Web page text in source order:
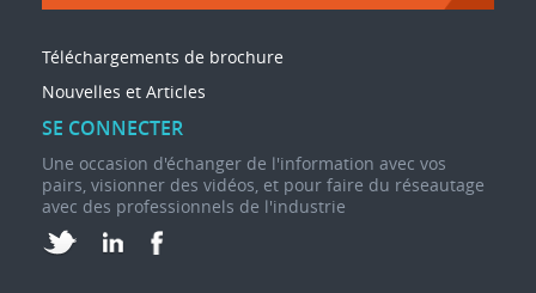
Téléchargements de brochure
Nouvelles et Articles
SE CONNECTER
Une occasion d'échanger de l'information avec vos
pairs, visionner des vidéos, et pour faire du réseautage
avec des professionnels de l'industrie